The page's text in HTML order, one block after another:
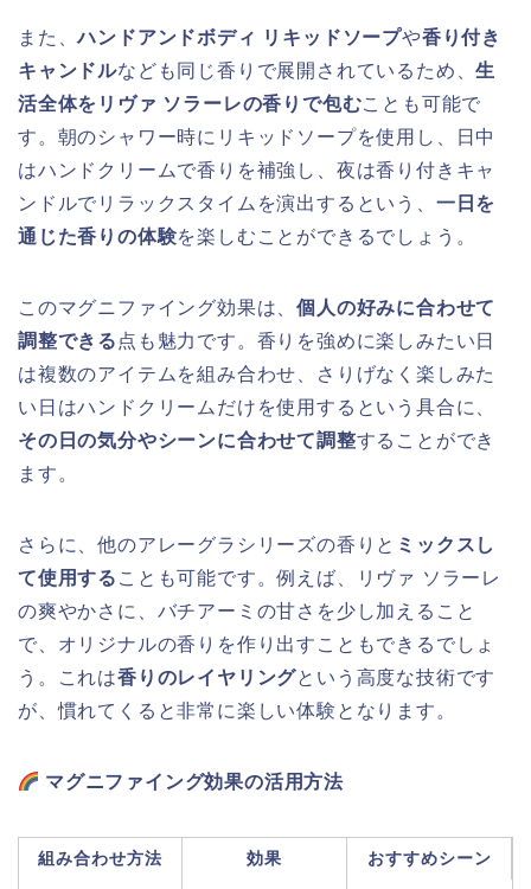
また、ハンドアンドボディ リキッドソープや香り付き
キャンドルなども同じ香りで展開されているため、生
活全体をリヴァ ソラーレの香りで包むことも可能で
す。朝のシャワー時にリキッドソープを使用し、日中
はハンドクリームで香りを補強し、夜は香り付きキャ
ンドルでリラックスタイムを演出するという、 一日を
通じた香りの体験を楽しむことができるでしょう。
このマグニファイング効果は、個人の好みに合わせて
調整できる 点も魅力です。香りを強めに楽しみたい日
は複数のアイテムを組み合わせ、さりげなく楽しみた
い日はハンドクリームだけを使用するという具合に、
その日の気分やシーンに合わせて調整することができ
ます。
さらに、他のアレーグラシリーズの香りと ミックスし
て使用する ことも可能です。例えば、リヴァ ソラーレ
の爽やかさに、バチアーミの甘さを少し加えること
で、オリジナルの香りを作り出すこともできるでしょ
う。これは香りのレイヤリングという高度な技術です
が、慣れてくると非常に楽しい体験となります。
マグニファイング効果の活用方法
組み合わせ方法 効果 おすすめシーン